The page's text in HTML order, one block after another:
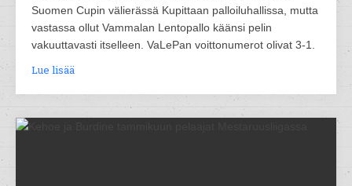
Suomen Cupin välierässä Kupittaan palloiluhallissa, mutta
vastassa ollut Vammalan Lentopallo käänsi pelin
vakuuttavasti itselleen. VaLePan voittonumerot olivat 3-1.
Lue lisää